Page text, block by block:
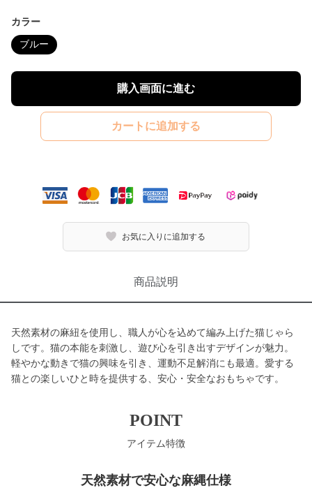
カラー
ブルー
購入画面に進む
カートに追加する
お気に入りに追加する
商品説明
天然素材の麻紐を使用し、職人が心を込めて編み上げた猫じゃら
しです。猫の本能を刺激し、遊び心を引き出すデザインが魅力。
軽やかな動きで猫の興味を引き、運動不足解消にも最適。愛する
猫との楽しいひと時を提供する、安心・安全なおもちゃです。
POINT
アイテム特徴
天然素材で安心な麻縄仕様